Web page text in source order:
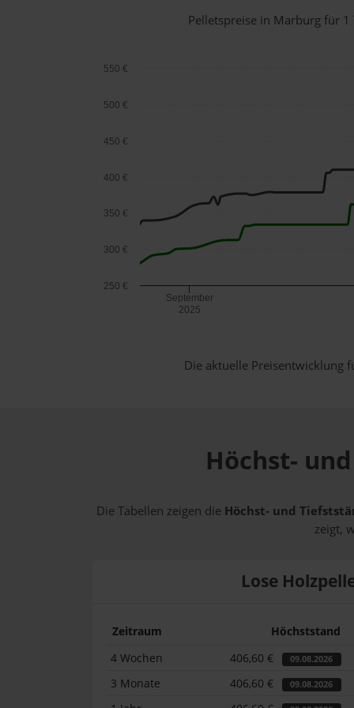
Pelletspreise in Marburg für
September
2025
250 €
300 €
350 €
400 €
450 €
500 €
550 €
Die aktuelle Preisentwicklung
Höchst-
Die Tabellen zeigen die Höchst- und
zeigt,
Lose
Zeitraum Höchststand
4 Wochen
406,60 € 09.08.2026
3 Monate 406,60 € 09.08.2026